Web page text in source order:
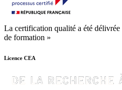
La certification qualité a été
de formation »
Licence CEA